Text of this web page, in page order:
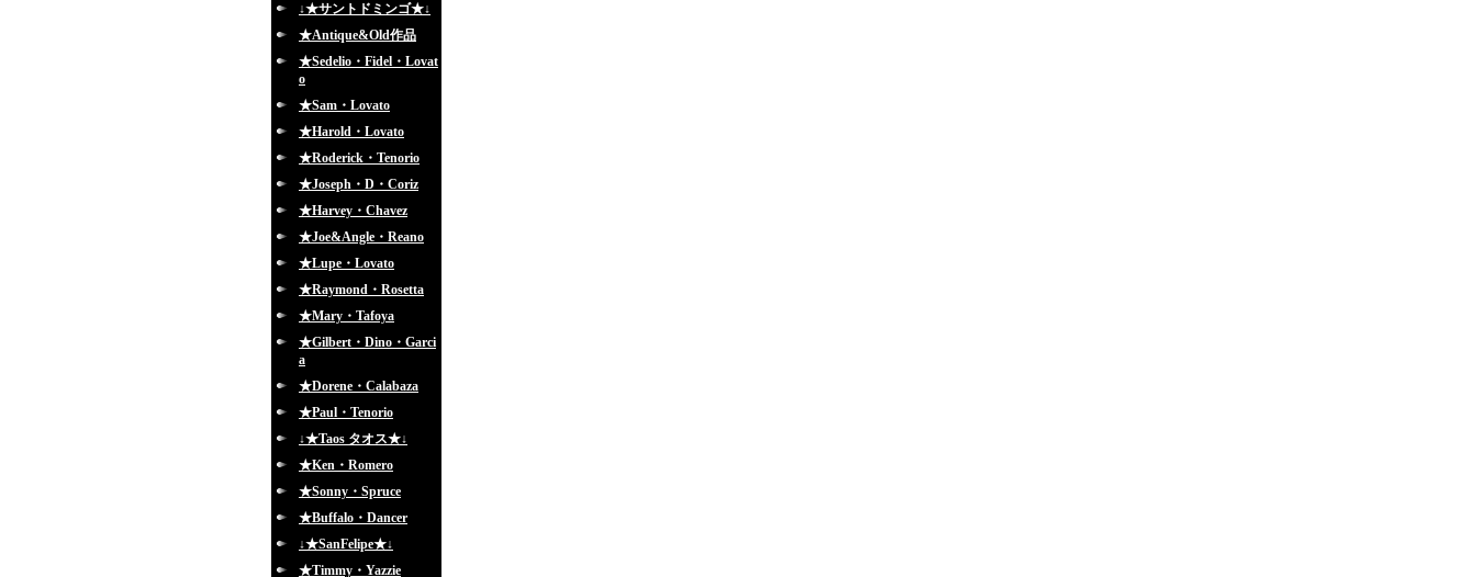
↓★サントドミンゴ★↓
★Antique&Old作品
★Sedelio・Fidel・Lovat
o
★Sam・Lovato
★Harold・Lovato
★Roderick・Tenorio
★Joseph・D・Coriz
★Harvey・Chavez
★Joe&Angle・Reano
★Lupe・Lovato
★Raymond・Rosetta
★Mary・Tafoya
★Gilbert・Dino・Garci
a
★Dorene・Calabaza
★Paul・Tenorio
↓★Taos タオス★↓
★Ken・Romero
★Sonny・Spruce
★Buffalo・Dancer
↓★SanFelipe★↓
★Timmy・Yazzie